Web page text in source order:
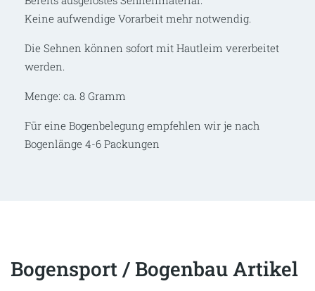
Keine aufwendige Vorarbeit mehr notwendig.
Die Sehnen können sofort mit Hautleim vererbeitet
werden.
Menge: ca. 8 Gramm
Für eine Bogenbelegung empfehlen wir je nach
Bogenlänge 4-6 Packungen
Bogensport / Bogenbau Artikel